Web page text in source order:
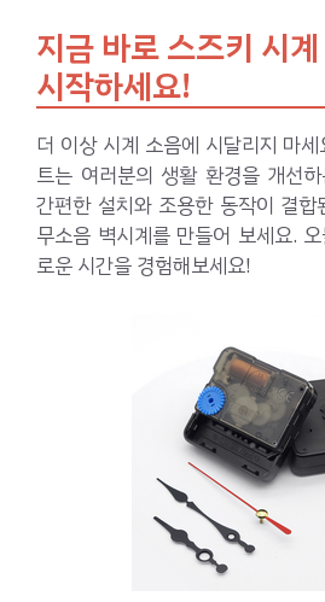
지금 바로 스즈키 시
시작하세요!
더 이상 시계 소음에 시달리지 마
트는 여러분의 생활 환경을 개선
간편한 설치와 조용한 동작이 결
무소음 벽시계를 만들어 보세요.
로운 시간을 경험해보세요!